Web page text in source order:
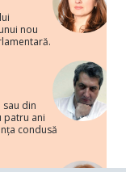
nou
din
patru ani
condusă